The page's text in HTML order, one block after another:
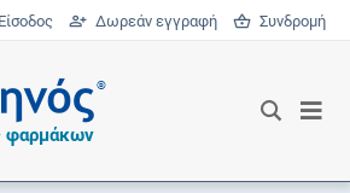
Δωρεάν εγγραφή Συνδρομή
®
φαρμάκων